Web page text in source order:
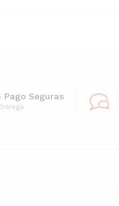
Pago Seguras